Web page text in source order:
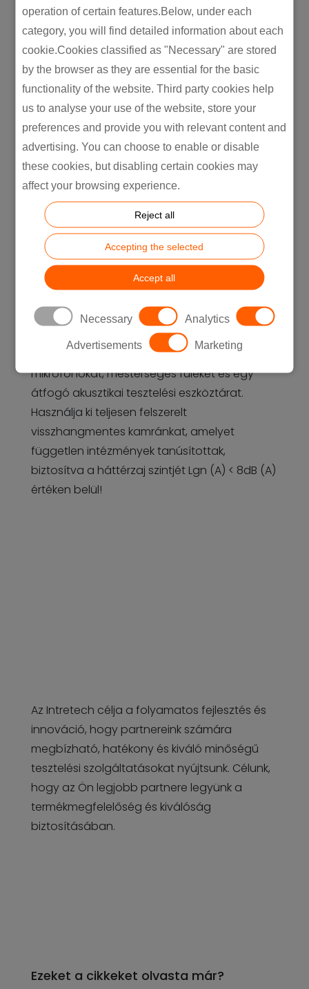
operation of certain features.Below, under each
category, you will find detailed information about each
cookie.Cookies classified as "Necessary" are stored
by the browser as they are essential for the basic
functionality of the website. Third party cookies help
us to analyse your use of the website, store your
preferences and provide you with relevant content and
advertising. You can choose to enable or disable
these cookies, but disabling certain cookies may
affect your browsing experience.
Reject all
Accepting the selected
Accept all
Necessary Analytics
Advertisements Marketing
Átfogó elektromos tesztelési megoldásokért
forduljon hozzánk bizalommal!
Visszhangmentes kamra
Fedezze fel magas technológiai színvonalú
hanganalitikai tesztelési lehetőségeinket a
világszerte elismert Audio Precision, Listen
márkák eszközeivel! Felszerelésünk magában
foglal többcsatornás szűrőket,
mozgótekercses hangszórókat, elektret
mikrofonokat, mesterséges füleket és egy
átfogó akusztikai tesztelési eszköztárat.
Használja ki teljesen felszerelt
visszhangmentes kamránkat, amelyet
független intézmények tanúsítottak,
biztosítva a háttérzaj szintjét Lgn (A) < 8dB (A)
értéken belül!
Az Intretech célja a folyamatos fejlesztés és
innováció, hogy partnereink számára
megbízható, hatékony és kiváló minőségű
tesztelési szolgáltatásokat nyújtsunk. Célunk,
hogy az Ön legjobb partnere legyünk a
termékmegfelelőség és kiválóság
biztosításában.
Ezeket a cikkeket olvasta már?